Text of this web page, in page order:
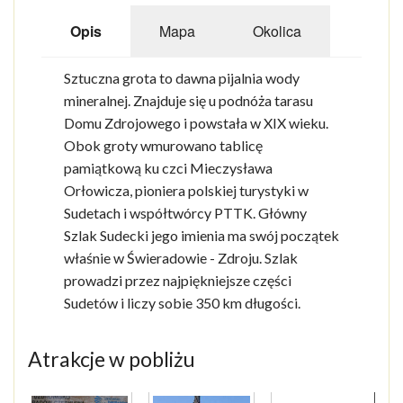
Opis Mapa Okolica
Sztuczna grota to dawna pijalnia wody
mineralnej. Znajduje się u podnóża tarasu
Domu Zdrojowego i powstała w XIX wieku.
Obok groty wmurowano tablicę
pamiątkową ku czci Mieczysława
Orłowicza, pioniera polskiej turystyki w
Sudetach i współtwórcy PTTK. Główny
Szlak Sudecki jego imienia ma swój początek
właśnie w Świeradowie - Zdroju. Szlak
prowadzi przez najpiękniejsze części
Sudetów i liczy sobie 350 km długości.
Atrakcje w pobliżu